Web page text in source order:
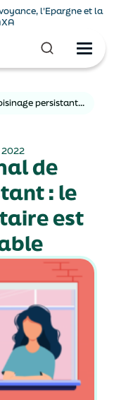
l'Epargne et la
Trouble anormal de voisinage persistant : le nouveau propriétaire est seul responsable
2022
de
: le
est